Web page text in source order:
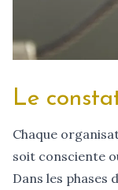
Le
Chaque
soit consciente
Dans les phases